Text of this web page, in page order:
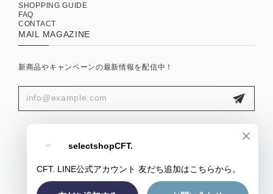
SHOPPING GUIDE
FAQ
CONTACT
MAIL MAGAZINE
新商品やキャンペーンの最新情報を配信中！